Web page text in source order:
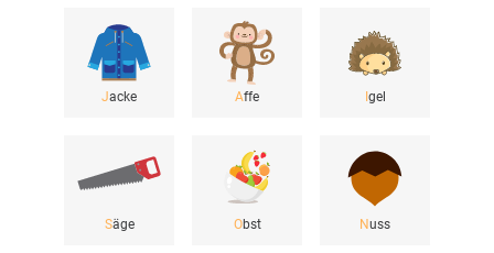
Jacke Affe gel
Säge Obst Nuss